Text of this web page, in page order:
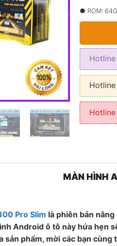
● ROM:
● Màn
● Bộ xử lý:
● GPU:
Hotline
Hotline
Hotline
MÀN HÌNH
Pro Slim là phiên bản
Android ô tô này hứa
phẩm, mời các bạn